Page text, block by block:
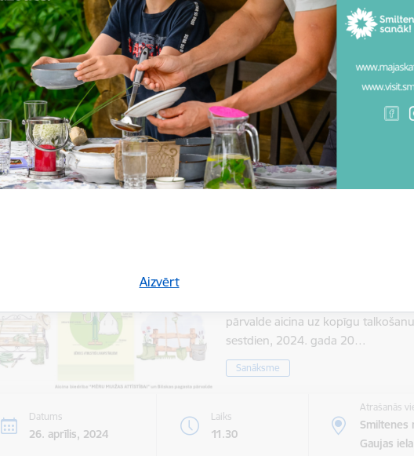
Aizvērt
Datums
11. aprīlis, 2024 16.00–17.00
Virešu
pagasts
Informatīvs seminārs par pieteikumu iesniegšanu LEADER
pirmajā kārtā
2024. gada 11. aprīlī plkst. 16.00, Virešu Saieta namā, biedrība "Lauku
rīkos informatīvo semināru esošajiem…
Seminārs
Mēru
pārvalde aicina uz kopīgu
sestdien, 2024. gada 20…
Sanāksme
Datums
26. aprīlis, 2024
Laiks
11.30
Atrašanās
Smiltenes
Gaujas